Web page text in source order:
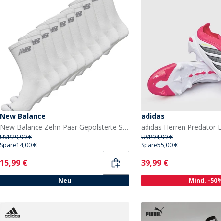
New Balance
New Balance Zehn Paar Gepolsterte Socken Weiß
UVP29,99 €
Spare14,00 €
Current
15,99 €
Neu
adidas
UVP94,99 €
Spare55,00 €
Current
39,99 €
Mind. -